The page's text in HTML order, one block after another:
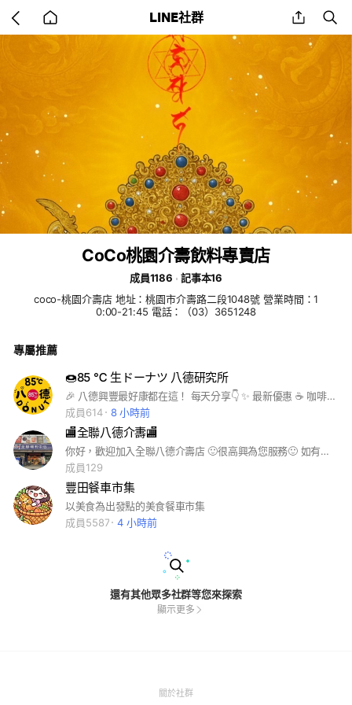
back
to
LINE社群 share
CoCo桃園介壽飲料專賣店
成員1186
記事本16
coco-桃園介壽店 地址：桃園市介壽路二段1048號 營業時間：1
0:00-21:45 電話：（03）3651248
專屬推薦
🍩85 ℃ 生ドーナツ 八德研究所
🎉 八德興豐最好康都在這！ 每天分享👇 ✨ 最新優惠 ☕ 咖啡折扣 🍰 蛋糕預購 🍩 甜點新品 🎁 群友限定活動 加入群組，第一時間收到優惠通知，不怕錯過！
成員614
8 小時前
🏬全聯八德介夀🏬
你好，歡迎加入全聯八德介壽店 🙂很高興為您服務🙂 如有任何疑問歡迎提出 🎉不定時分享活動訊息及必買商品🎉
成員129
豐田餐車市集
以美食為出發點的美食餐車市集
成員5587
4 小時前
還有其他眾多社群等您來探索
顯示更多
關於社群(Open